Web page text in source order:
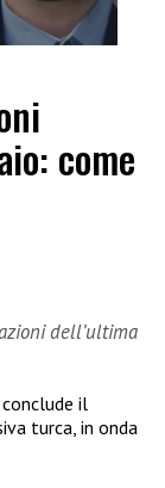
come
dell’ultima
il
turca, in onda